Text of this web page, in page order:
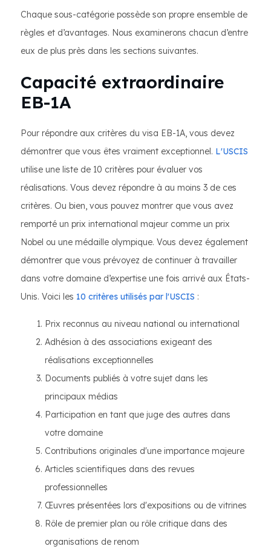
Chaque sous-catégorie possède son propre ensemble de
règles et d’avantages. Nous examinerons chacun d’entre
eux de plus près dans les sections suivantes.
Capacité extraordinaire
EB-1A
Pour répondre aux critères du visa EB-1A, vous devez
démontrer que vous êtes vraiment exceptionnel. L'USCIS
utilise une liste de 10 critères pour évaluer vos
réalisations. Vous devez répondre à au moins 3 de ces
critères. Ou bien, vous pouvez montrer que vous avez
remporté un prix international majeur comme un prix
Nobel ou une médaille olympique. Vous devez également
démontrer que vous prévoyez de continuer à travailler
dans votre domaine d’expertise une fois arrivé aux États-
Unis. Voici les 10 critères utilisés par l'USCIS :
Prix reconnus au niveau national ou international
Adhésion à des associations exigeant des
réalisations exceptionnelles
Documents publiés à votre sujet dans les
principaux médias
Participation en tant que juge des autres dans
votre domaine
Contributions originales d'une importance majeure
Articles scientifiques dans des revues
professionnelles
Œuvres présentées lors d'expositions ou de vitrines
Rôle de premier plan ou rôle critique dans des
organisations de renom